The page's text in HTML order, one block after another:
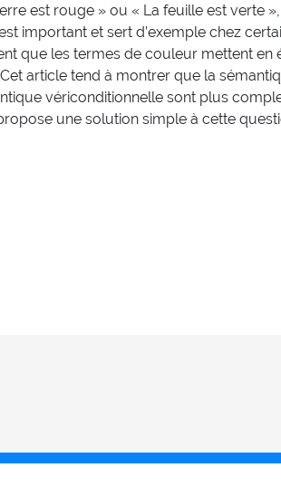
est rouge » ou « La feuille est verte
important et sert d’exemple chez
que les termes de couleur mettent en
article tend à montrer que la
vériconditionnelle sont plus
une solution simple à cette